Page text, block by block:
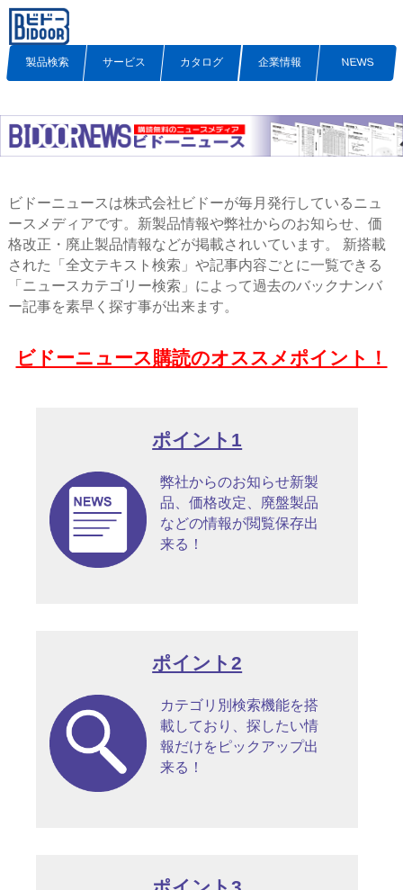
製品検索 サービス カタログ 企業情報 NEWS
ビドーニュースは株式会社ビドーが毎月発行しているニュ
ースメディアです。新製品情報や弊社からのお知らせ、価
格改正・廃止製品情報などが掲載されいています。 新搭載
された「全文テキスト検索」や記事内容ごとに一覧できる
「ニュースカテゴリー検索」によって過去のバックナンバ
ー記事を素早く探す事が出来ます。
ビドーニュース購読のオススメポイント！
ポイント1
弊社からのお知らせ新製
品、価格改定、廃盤製品
などの情報が閲覧保存出
来る！
ポイント2
カテゴリ別検索機能を搭
載しており、探したい情
報だけをピックアップ出
来る！